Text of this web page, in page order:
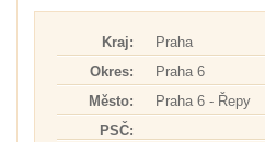
Kraj:
Praha
Okres:
Praha 6
Město:
Praha 6 - Řepy
PSČ: